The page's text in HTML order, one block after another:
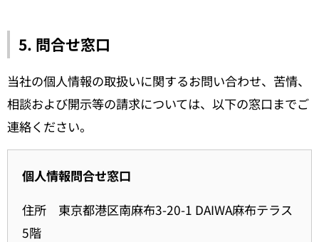
5. 問合せ窓口
当社の個人情報の取扱いに関するお問い合わせ、苦情、
相談および開示等の請求については、以下の窓口までご
連絡ください。
個人情報問合せ窓口
住所 東京都港区南麻布3-20-1 DAIWA麻布テラス
5階